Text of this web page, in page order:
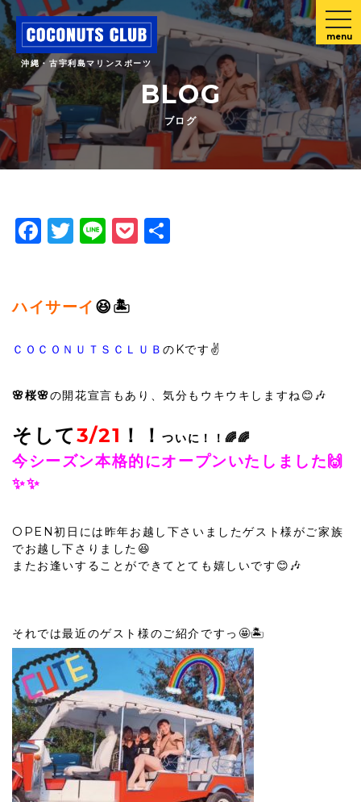
沖縄・古宇利島マリンスポーツ
menu
BLOG
ブログ
Facebook
Twitter
LinePocket
ハイサーイ 😆🏝
ＣＯＣＯＮＵＴＳＣＬＵＢのKです✌
🌸桜🌸の開花宣言もあり、気分もウキウキしますね😊🎶
そして3/21 ！！ついに！！🌈🌈
今シーズン本格的にオープンいたしました🙌
✨✨
OPEN初日には昨年お越し下さいましたゲスト様がご家族
でお越し下さりました😆
またお逢いすることができてとても嬉しいです😊🎶
それでは最近のゲスト様のご紹介ですっ🤩🏝